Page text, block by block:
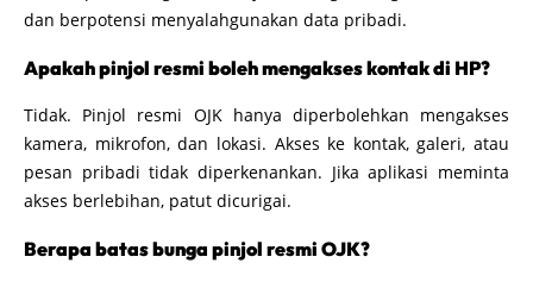
dan berpotensi menyalahgunakan data pribadi.
Apakah pinjol resmi boleh mengakses kontak di HP?
Tidak. Pinjol resmi OJK hanya diperbolehkan mengakses
kamera, mikrofon, dan lokasi. Akses ke kontak, galeri, atau
pesan pribadi tidak diperkenankan. Jika aplikasi meminta
akses berlebihan, patut dicurigai.
Berapa batas bunga pinjol resmi OJK?